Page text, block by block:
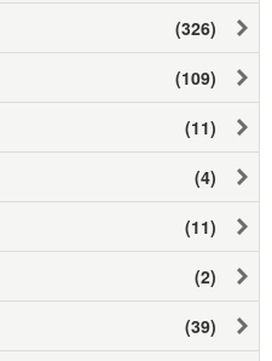
(326)
(109)
(11)
(4)
(11)
(2)
(39)